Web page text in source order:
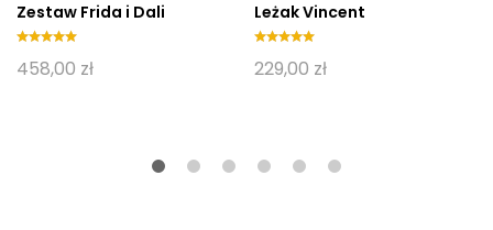
Zestaw Frida i Dali
Oceniony
5.00
458,00 zł
Leżak Vincent
Oceniony
5.00
229,00 zł